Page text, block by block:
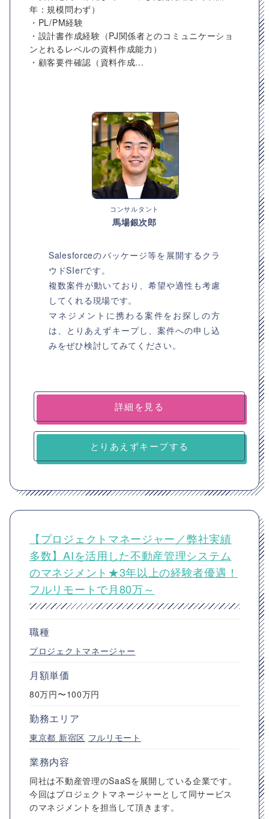
年：規模問わず）
・PL/PM経験
・設計書作成経験（PJ関係者とのコミュニケーショ
ンとれるレベルの資料作成能力）
・顧客要件確認（資料作成...
コンサルタント
馬場銀次郎
Salesforceのパッケージ等を展開するクラ
ウドSIerです。
複数案件が動いており、希望や適性も考慮
してくれる現場です。
マネジメントに携わる案件をお探しの方
は、とりあえずキープし、案件への申し込
みをぜひ検討してみてください。
詳細を見る
とりあえずキープする
【プロジェクトマネージャー／弊社実績
多数】AIを活用した不動産管理システム
のマネジメント★3年以上の経験者優遇！
フルリモートで月80万～
職種
プロジェクトマネージャー
月額単価
80万円〜100万円
勤務エリア
東京都 新宿区 フルリモート
業務内容
同社は不動産管理のSaaSを展開している企業です。
今回はプロジェクトマネージャーとして同サービス
のマネジメントを担当して頂きます。